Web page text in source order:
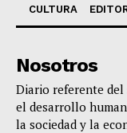
CULTURA
Nosotros
Diario referente del
el desarrollo
la sociedad y la